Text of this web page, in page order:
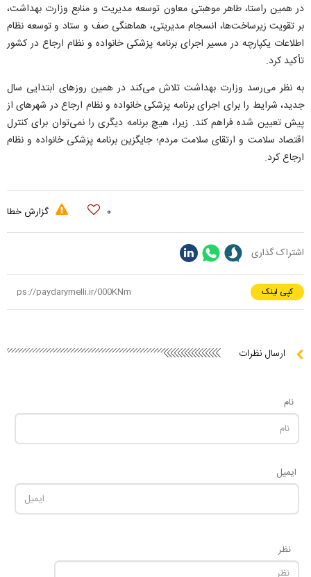
در همین راستا، طاهر موهبتی معاون توسعه مدیریت و منابع وزارت بهداشت،
بر تقویت زیرساخت‌ها، انسجام مدیریتی، هماهنگی صف و ستاد و توسعه نظام
اطلاعات یکپارچه در مسیر اجرای برنامه پزشکی خانواده و نظام ارجاع در کشور
تأکید کرد.
به نظر می‌رسد وزارت بهداشت تلاش می‌کند در همین روز‌های ابتدایی سال
جدید، شرایط را برای اجرای برنامه پزشکی خانواده و نظام ارجاع در شهر‌های از
پیش تعیین شده فراهم کند. زیرا، هیچ برنامه دیگری را نمی‌توان برای کنترل
اقتصاد سلامت و ارتقای سلامت مردم؛ جایگزین برنامه پزشکی خانواده و نظام
ارجاع کرد.
۰ گزارش خطا
اشتراک گذاری
کپی لینک
ارسال نظرات
نام
ایمیل
نظر